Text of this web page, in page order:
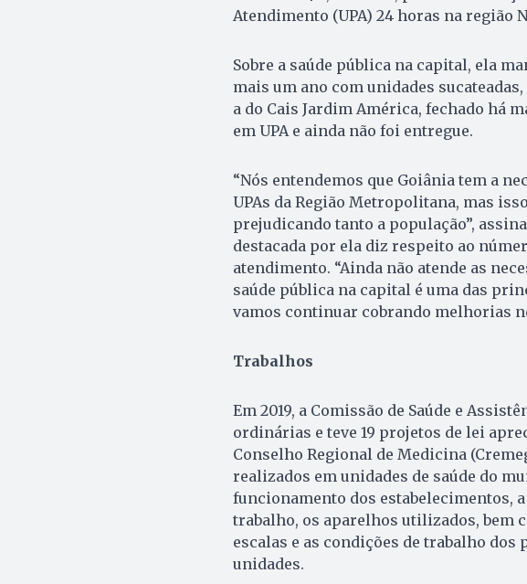
Atendimento (UPA) 24 horas na região
Sobre a saúde pública na capital, ela
mais um ano com unidades
a do Cais Jardim América, fechado há
em UPA e ainda não foi entregue.
“Nós entendemos que Goiânia tem a
UPAs da Região Metropolitana, mas
prejudicando tanto a população”,
destacada por ela diz respeito ao
atendimento. “Ainda não atende as
saúde pública na capital é uma das
vamos continuar cobrando melhorias
Trabalhos
Em 2019, a Comissão de Saúde e
ordinárias e teve 19 projetos de lei
Conselho Regional de Medicina
realizados em unidades de saúde do
funcionamento dos estabelecimentos,
trabalho, os aparelhos utilizados, bem
escalas e as condições de trabalho
unidades.